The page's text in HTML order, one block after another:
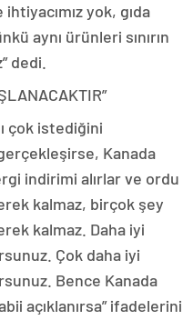
yok, gıda
aynı ürünleri sınırın
dedi.
çok istediğini
Kanada
indirimi alırlar ve ordu
kalmaz, birçok şey
kalmaz. Daha iyi
Çok daha iyi
Bence Kanada
açıklanırsa” ifadelerini